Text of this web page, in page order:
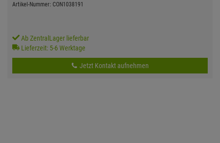
Artikel-Nummer: CON1038191
Ab ZentralLager lieferbar
Lieferzeit: 5-6 Werktage
Jetzt Kontakt aufnehmen